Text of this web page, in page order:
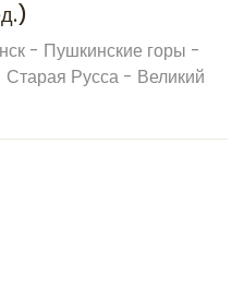
- Пушкинские горы -
Русса - Великий